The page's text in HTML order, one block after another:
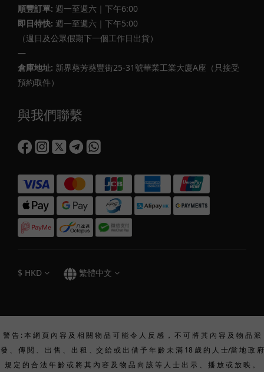
順豐訂單: 週一至週六｜下午6:00
即日特快: 週一至週六｜下午5:00
（週日及公眾假期下一個工作日出貨）
—
倉庫地址: 新界葵芳葵豐街25-31號華業工業大廈A座（只接受
預約取件）
與我們聯繫
$ HKD 繁體中文
警 告 : 本 網 頁 內 容 及 相 關 物 品 可 能 令 人 反 感 ， 不 可 將 其 內 容 及 物 品 派
發 、 傳 閱 、 出 售 、 出 租 、交 給 或 出 借 予 年 齡 未 滿 18 歲 的 人 士/當 地 政 府
規 定 的 合 法 年 齡 或 將 其 內 容 及 物 品 向 該 等 人 士 出 示 、 播 放 或 放 映 。